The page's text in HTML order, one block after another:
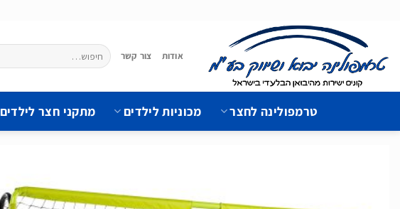
content
אודות צור קשר
חיפוש
עבור:
טרמפולינה לחצר מכוניות לילדים מתקני חצר לילדים